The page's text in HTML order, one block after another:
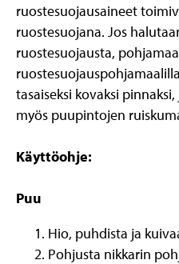
ruostesuojausaineet
ruostesuojana. Jos
ruostesuojausta,
tasaiseksi kovaksi
myös puupintojen
Käyttöohje:
Puu
Hio, puhdista ja
Pohjusta nikkarin